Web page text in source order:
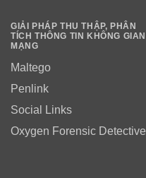
GIẢI PHÁP THU THẬP, PHÂN
TÍCH THÔNG TIN KHÔNG GIAN
MẠNG
Maltego
Penlink
Social Links
Oxygen Forensic Detective